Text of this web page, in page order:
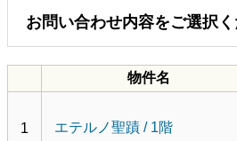
お問い合わせ内容をご選択
物件名
1 エテルノ聖蹟 / 1階